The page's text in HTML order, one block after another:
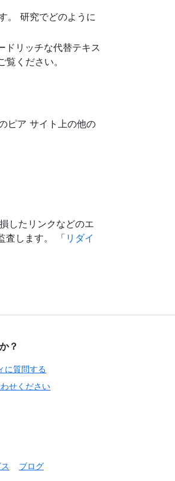
。 研究でどのように
ドリッチな代替テキス
覧ください。
ピア サイト上の他の
したリンクなどのエ
査します。 「 リダイ
？
に質問する
せください
ブログ